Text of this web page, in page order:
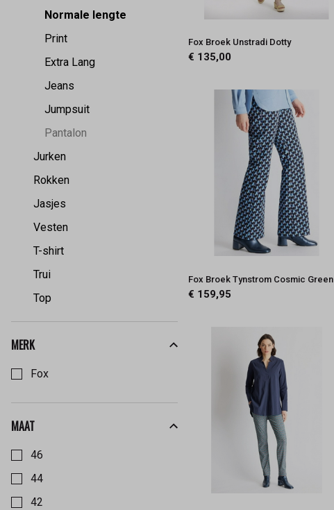
Normale lengte
Print
Extra Lang
Jeans
Jumpsuit
Pantalon
Jurken
Rokken
Jasjes
Vesten
T-shirt
Trui
Top
MERK
Fox
MAAT
46
44
42
Fox Broek Unstradi Dotty
€ 135,00
Fox Broek Tynstrom Cosmic Green
€ 159,95